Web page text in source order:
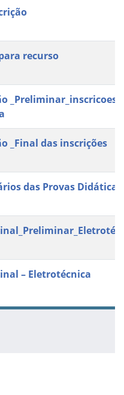
recurso
_Preliminar_inscricoes_
_Final das inscrições
das Provas Didáticas
– Eletrotécnica